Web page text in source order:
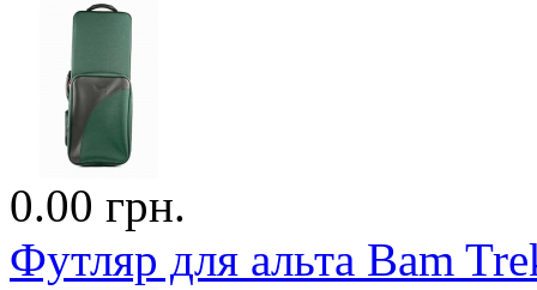
0.00 грн.
Футляр для альта Bam